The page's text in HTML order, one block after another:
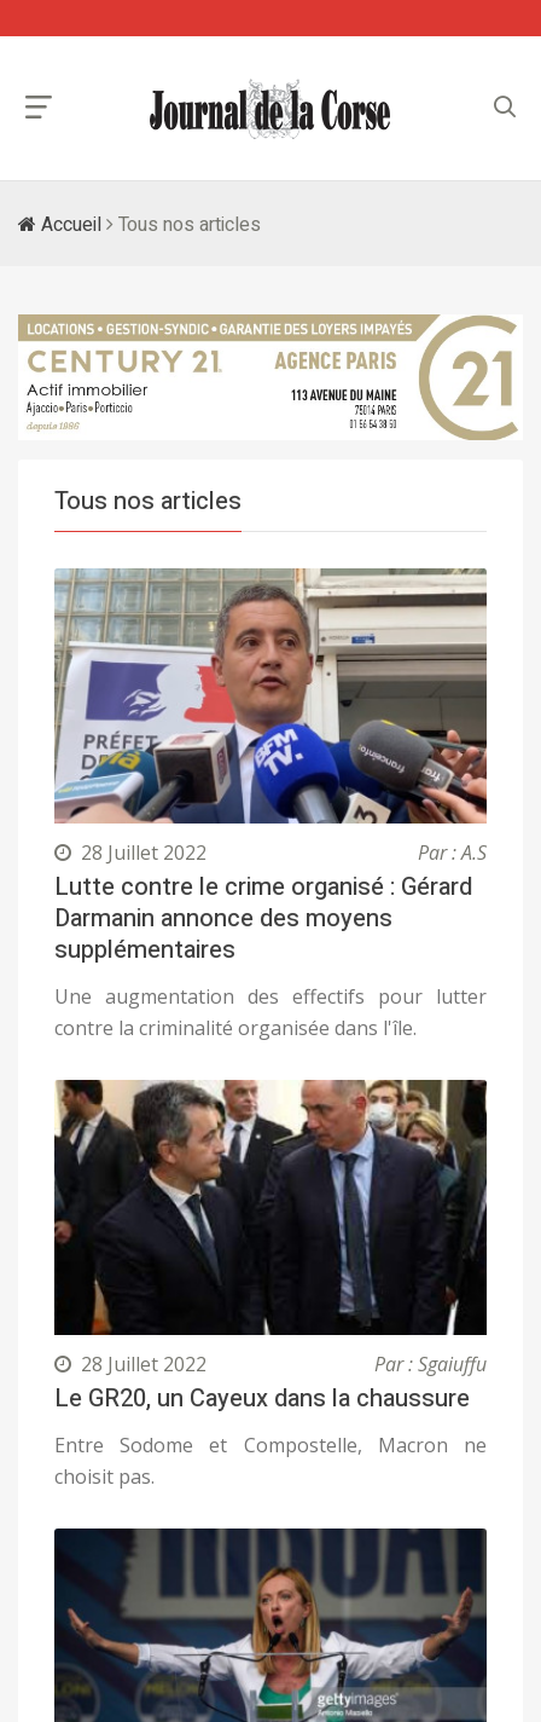
Accueil Tous nos articles
Tous nos articles
28 Juillet 2022 Par : A.S
Lutte contre le crime organisé : Gérard
Darmanin annonce des moyens
supplémentaires
Une augmentation des effectifs pour lutter
contre la criminalité organisée dans l'île.
28 Juillet 2022 Par : Sgaiuffu
Le GR20, un Cayeux dans la chaussure
Entre Sodome et Compostelle, Macron ne
choisit pas.